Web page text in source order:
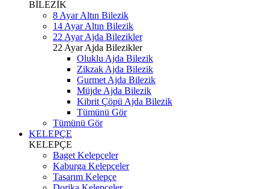
BİLEZİK
8 Ayar Altın Bilezik
14 Ayar Altın Bilezik
22 Ayar Ajda Bilezikler
22 Ayar Ajda Bilezikler
Oluklu Ajda Bilezik
Zikzak Ajda Bilezik
Gurmet Ajda Bilezik
Müjde Ajda Bilezik
Kibrit Çöpü Ajda Bilezik
Tümünü Gör
Tümünü Gör
KELEPÇE
KELEPÇE
Baget Kelepçeler
Kaburga Kelepçeler
Tasarım Kelepçe